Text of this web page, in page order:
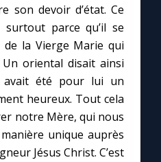
son devoir d’état. Ce
parce qu’il se
la Vierge Marie qui
oriental disait ainsi
avait été pour lui un
heureux. Tout cela
notre Mère, qui nous
unique auprès
Jésus Christ. C’est